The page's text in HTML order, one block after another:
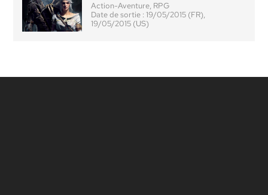
Action-Aventure, RPG
Date de sortie : 19/05/2015 (FR),
19/05/2015 (US)